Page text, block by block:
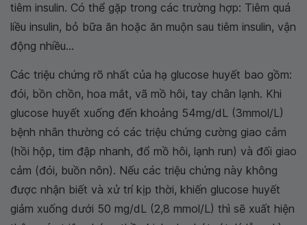
tiêm insulin. Có thể gặp trong các trường hợp: Tiêm quá
liều insulin, bỏ bữa ăn hoặc ăn muộn sau tiêm insulin, vận
động nhiều...
Các triệu chứng rõ nhất của hạ glucose huyết bao gồm:
đói, bồn chồn, hoa mắt, vã mồ hôi, tay chân lạnh. Khi
glucose huyết xuống đến khoảng 54mg/dL (3mmol/L)
bệnh nhân thường có các triệu chứng cường giao cảm
(hồi hộp, tim đập nhanh, đổ mồ hôi, lạnh run) và đối giao
cảm (đói, buồn nôn). Nếu các triệu chứng này không
được nhận biết và xử trí kịp thời, khiến glucose huyết
giảm xuống dưới 50 mg/dL (2,8 mmol/L) thì sẽ xuất hiện